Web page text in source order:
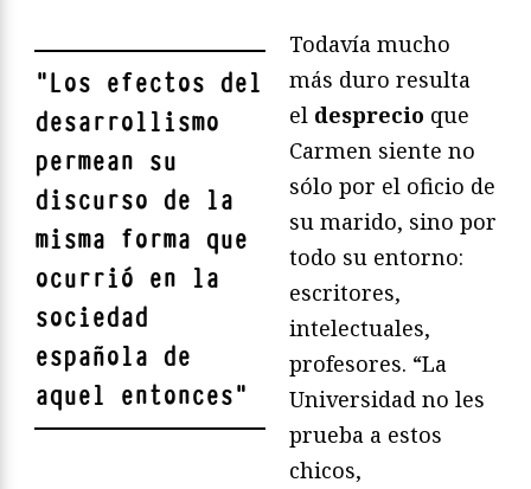
"Los efectos del
desarrollismo
permean su
discurso de la
misma forma que
ocurrió en la
sociedad
española de
aquel entonces"
Todavía mucho
más duro resulta
el desprecio que
Carmen siente no
sólo por el oficio de
su marido, sino por
todo su entorno:
escritores,
intelectuales,
profesores. “La
Universidad no les
prueba a estos
chicos,